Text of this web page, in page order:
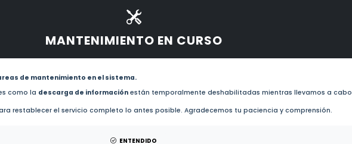
MANTENIMIENTO EN CURSO
de mantenimiento en el sistema.
como la descarga de información están temporalmente deshabilitadas mientras llevamos a cabo
restablecer el servicio completo lo antes posible. Agradecemos tu paciencia y comprensión.
ENTENDIDO
de este autor.
Estimular sensaciones para provocar emociones : objetos para regalo en vidrio y plata (2008)
de este autor.